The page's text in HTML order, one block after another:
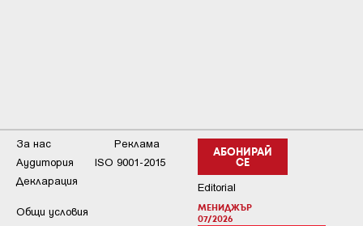
АБОНИРАЙ
СЕ
Editorial
МЕНИДЖЪР
07/2026
За нас
Реклама
Аудитория
ISO 9001-2015
Декларация
Общи условия